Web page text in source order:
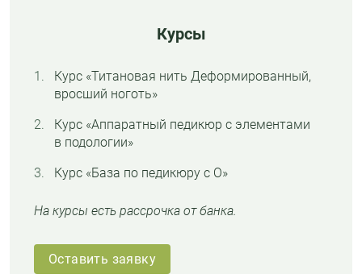
Курсы
Курс «Титановая нить Деформированный,
вросший ноготь»
Курс «Аппаратный педикюр с элементами
в подологии»
Курс «База по педикюру с О»
На курсы есть рассрочка от банка.
Оставить заявку